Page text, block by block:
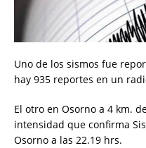
Uno de los sismos fue
hay 935 reportes en un
El otro en Osorno a 4 km.
intensidad que confirma
Osorno a las 22.19 hrs.